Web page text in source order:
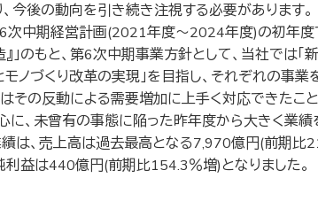
今後の動向を引き続き注視する必要があります。
次中期経営計画(2021年度～2024年度)の初年度
」のもと、第6次中期事業方針として、当社では
ノづくり改革の実現」を目指し、それぞれの事
その反動による需要増加に上手く対応できたこ
に、未曾有の事態に陥った昨年度から大きく業績
は、売上高は過去最高となる7,970億円(前期
益は440億円(前期比154.3％増)となりました。